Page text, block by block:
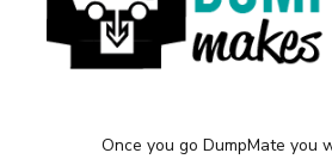
Once you go DumpMate you